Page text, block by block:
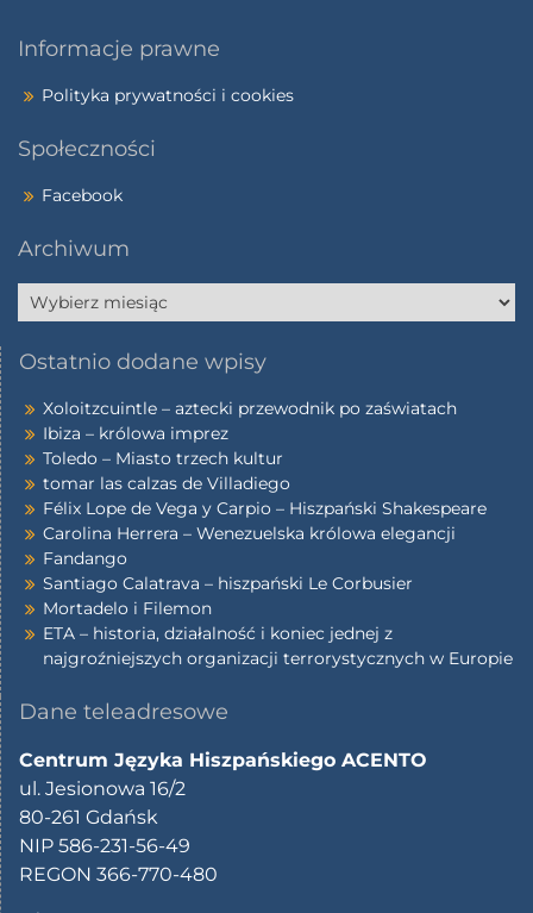
Informacje prawne
Polityka prywatności i cookies
Społeczności
Facebook
Archiwum
Ostatnio dodane wpisy
Xoloitzcuintle – aztecki przewodnik po zaświatach
Ibiza – królowa imprez
Toledo – Miasto trzech kultur
tomar las calzas de Villadiego
Félix Lope de Vega y Carpio – Hiszpański Shakespeare
Carolina Herrera – Wenezuelska królowa elegancji
Fandango
Santiago Calatrava – hiszpański Le Corbusier
Mortadelo i Filemon
ETA – historia, działalność i koniec jednej z
najgroźniejszych organizacji terrorystycznych w Europie
Dane teleadresowe
Centrum Języka Hiszpańskiego ACENTO
ul. Jesionowa 16/2
80-261 Gdańsk
NIP 586-231-56-49
REGON 366-770-480